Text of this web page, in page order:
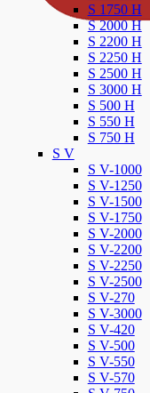
S 1750 H
S 2000 H
S 2200 H
S 2250 H
S 2500 H
S 3000 H
S 500 H
S 550 H
S 750 H
S V
S V-1000
S V-1250
S V-1500
S V-1750
S V-2000
S V-2200
S V-2250
S V-2500
S V-270
S V-3000
S V-420
S V-500
S V-550
S V-570